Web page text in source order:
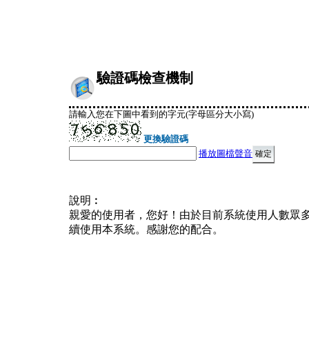
驗證碼檢查機制
請輸入您在下圖中看到的字元(字母區分大小寫)
更換驗證碼
播放圖檔聲音
說明︰
親愛的使用者，您好！由於目前系統使用人數眾
續使用本系統。感謝您的配合。